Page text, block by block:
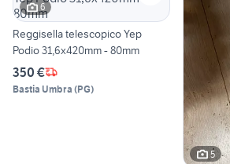
6
Reggisella telescopico Yep
Podio 31,6x420mm - 80mm
350 €
Bastia Umbra (PG)
5